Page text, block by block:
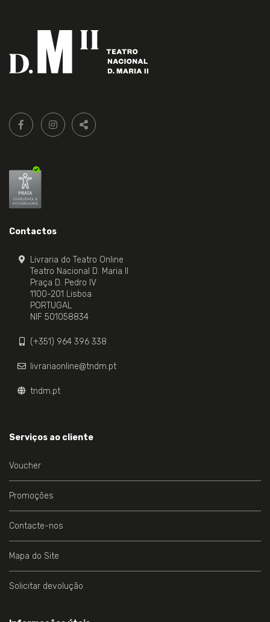
Siga-
nos:
FACEBOOK LIVRARIA DO TEATRO ONLINE.
INSTAGRAM LIVRARIA DO TEATRO ONLINE.
PARTILHAR
Contactos
Livraria do Teatro Online
Teatro Nacional D. Maria II
Praça D. Pedro IV
1100-201 Lisboa
PORTUGAL
NIF 501058834
(+351) 964 396 338
livrariaonline@tndm.pt
tndm.pt
Serviços ao cliente
Voucher
Promoções
Contacte-nos
Mapa do Site
Solicitar devolução